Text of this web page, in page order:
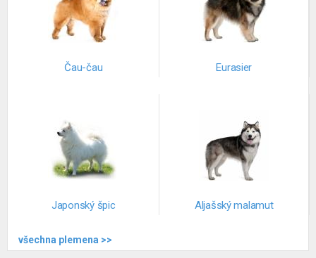
Čau-čau Eurasier
Japonský špic Aljašský malamut
všechna plemena >>